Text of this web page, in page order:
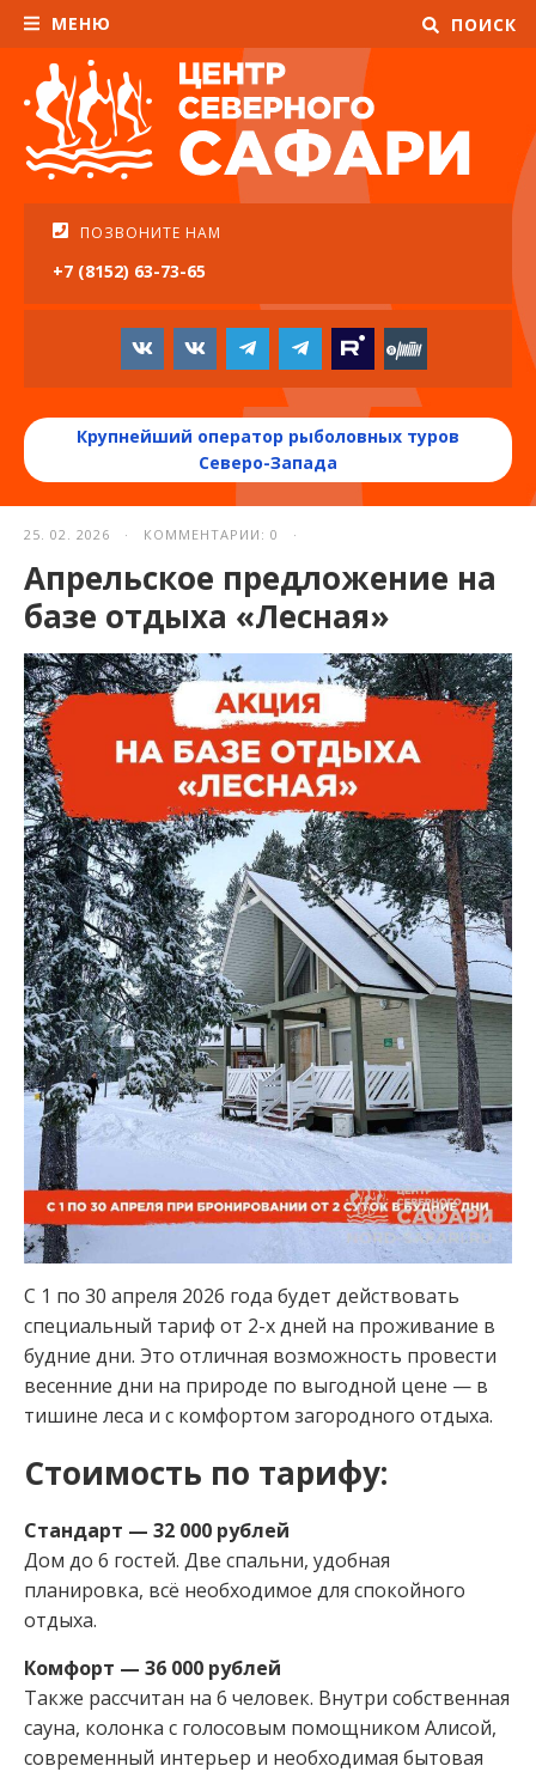
МЕНЮ ПОИСК
ПОЗВОНИТЕ НАМ
+7 (8152) 63-73-65
Крупнейший оператор рыболовных туров
Северо-Запада
25. 02. 2026 · КОММЕНТАРИИ: 0 ·
Апрельское предложение на
базе отдыха «Лесная»
С 1 по 30 апреля 2026 года будет действовать
специальный тариф от 2-х дней на проживание в
будние дни. Это отличная возможность провести
весенние дни на природе по выгодной цене — в
тишине леса и с комфортом загородного отдыха.
Стоимость по тарифу:
Стандарт — 32 000 рублей
Дом до 6 гостей. Две спальни, удобная
планировка, всё необходимое для спокойного
отдыха.
Комфорт — 36 000 рублей
Также рассчитан на 6 человек. Внутри собственная
сауна, колонка с голосовым помощником Алисой,
современный интерьер и необходимая бытовая